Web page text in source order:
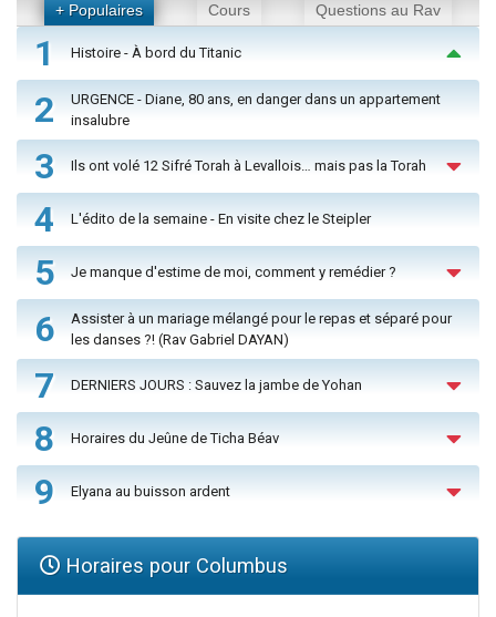
+ Populaires Cours Questions au Rav
1 Histoire - À bord du Titanic
2
URGENCE - Diane, 80 ans, en danger dans un appartement
insalubre
3 Ils ont volé 12 Sifré Torah à Levallois… mais pas la Torah
4 L'édito de la semaine - En visite chez le Steipler
5 Je manque d'estime de moi, comment y remédier ?
6
Assister à un mariage mélangé pour le repas et séparé pour
les danses ?! (Rav Gabriel DAYAN)
7 DERNIERS JOURS : Sauvez la jambe de Yohan
8 Horaires du Jeûne de Ticha Béav
9 Elyana au buisson ardent
Horaires pour Columbus